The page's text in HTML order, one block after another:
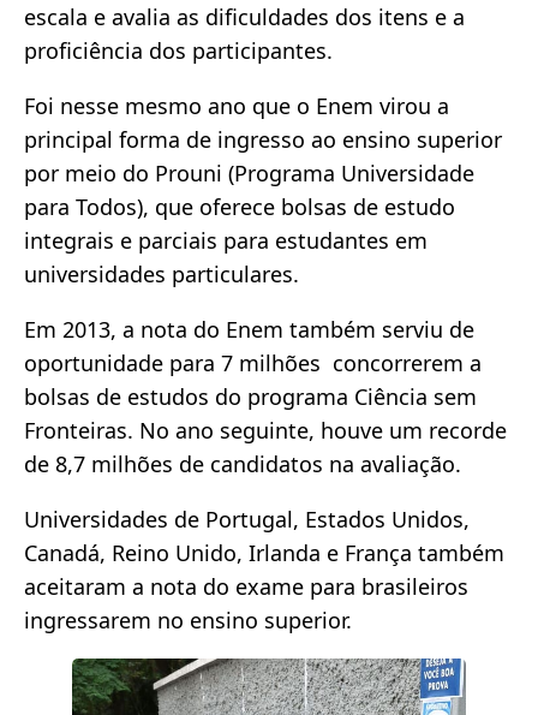
escala e avalia as dificuldades dos itens e a
proficiência dos participantes.
Foi nesse mesmo ano que o Enem virou a
principal forma de ingresso ao ensino superior
por meio do Prouni (Programa Universidade
para Todos), que oferece bolsas de estudo
integrais e parciais para estudantes em
universidades particulares.
Em 2013, a nota do Enem também serviu de
oportunidade para 7 milhões concorrerem a
bolsas de estudos do programa Ciência sem
Fronteiras. No ano seguinte, houve um recorde
de 8,7 milhões de candidatos na avaliação.
Universidades de Portugal, Estados Unidos,
Canadá, Reino Unido, Irlanda e França também
aceitaram a nota do exame para brasileiros
ingressarem no ensino superior.